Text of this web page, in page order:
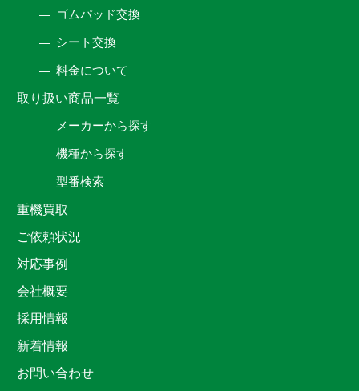
ゴムパッド交換
シート交換
料金について
取り扱い商品一覧
メーカーから探す
機種から探す
型番検索
重機買取
ご依頼状況
対応事例
会社概要
採用情報
新着情報
お問い合わせ